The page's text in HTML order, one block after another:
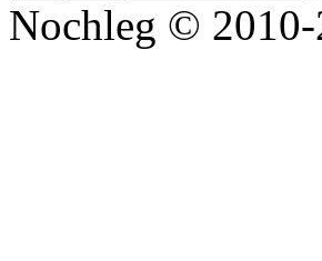
Nochleg ©